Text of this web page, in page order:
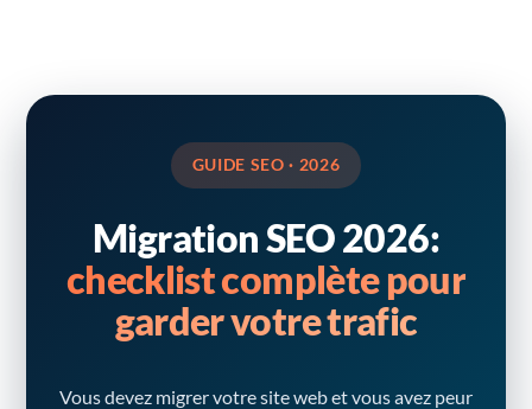
GUIDE SEO · 2026
Migration SEO 2026:
checklist complète pour
garder votre trafic
Vous devez migrer votre site web et vous avez peur